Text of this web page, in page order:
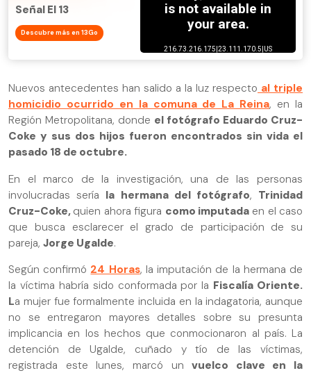
Señal El 13
Descubre más en 13Go
Nuevos antecedentes han salido a la luz respecto al triple
homicidio ocurrido en la comuna de La Reina, en la
Región Metropolitana, donde el fotógrafo Eduardo Cruz-
Coke y sus dos hijos fueron encontrados sin vida el
pasado 18 de octubre.
En el marco de la investigación, una de las personas
involucradas sería la hermana del fotógrafo, Trinidad
Cruz-Coke, quien ahora figura como imputadaen el caso
que busca esclarecer el grado de participación de su
pareja, Jorge Ugalde.
Según confirmó 24 Horas, la imputación de la hermana de
la víctima habría sido conformada por la Fiscalía Oriente.
La mujer fue formalmente incluida en la indagatoria, aunque
no se entregaron mayores detalles sobre su presunta
implicancia en los hechos que conmocionaron al país. La
detención de Ugalde, cuñado y tío de las víctimas,
registrada este lunes, marcó unvuelco clave en la